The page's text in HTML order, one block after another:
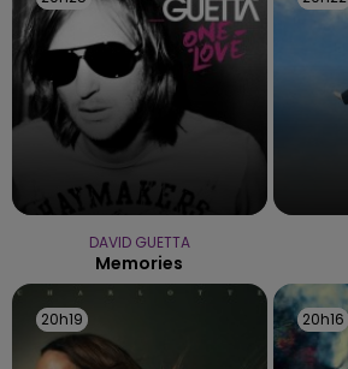
DAVID GUETTA
Memories
20h19
20h19 20h16
20h16